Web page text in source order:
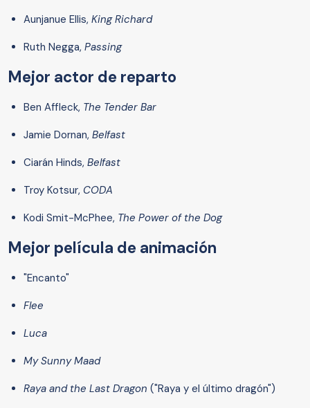
Aunjanue Ellis, King Richard
Ruth Negga, Passing
Mejor actor de reparto
Ben Affleck, The Tender Bar
Jamie Dornan, Belfast
Ciarán Hinds, Belfast
Troy Kotsur, CODA
Kodi Smit-McPhee, The Power of the Dog
Mejor película de animación
"Encanto"
Flee
Luca
My Sunny Maad
Raya and the Last Dragon ("Raya y el último dragón")